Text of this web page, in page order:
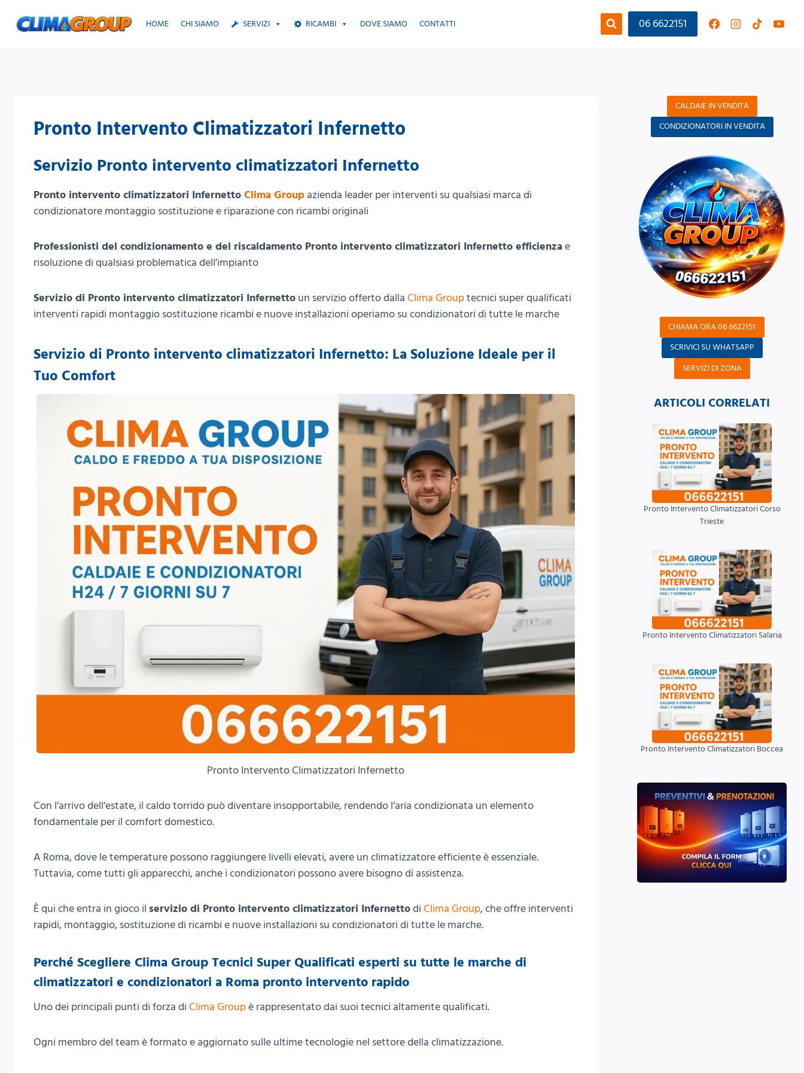
HOME CHI SIAMO SERVIZI RICAMBI DOVE SIAMO CONTATTI 06 6622151
Pronto Intervento Climatizzatori Infernetto
Servizio Pronto intervento climatizzatori Infernetto
Pronto intervento climatizzatori Infernetto Clima Group azienda leader per interventi su qualsiasi marca di
condizionatore montaggio sostituzione e riparazione con ricambi originali
Professionisti del condizionamento e del riscaldamento Pronto intervento climatizzatori Infernetto efficienzae
risoluzione di qualsiasi problematica dell’impianto
Servizio di Pronto intervento climatizzatori Infernetto un servizio offerto dalla Clima Grouptecnici super qualificati
interventi rapidi montaggio sostituzione ricambi e nuove installazioni operiamo su condizionatori di tutte le marche
Servizio di Pronto intervento climatizzatori Infernetto: La Soluzione Ideale per il
Tuo Comfort
Pronto Intervento Climatizzatori Infernetto
Con l’arrivo dell’estate, il caldo torrido può diventare insopportabile, rendendo l’aria condizionata un elemento
fondamentale per il comfort domestico.
A Roma, dove le temperature possono raggiungere livelli elevati, avere un climatizzatore efficiente è essenziale.
Tuttavia, come tutti gli apparecchi, anche i condizionatori possono avere bisogno di assistenza.
È qui che entra in gioco il servizio di Pronto intervento climatizzatori Infernettodi Clima Group, che offre interventi
rapidi, montaggio, sostituzione di ricambi e nuove installazioni su condizionatori di tutte le marche.
Perché Scegliere Clima Group Tecnici Super Qualificati esperti su tutte le marche di
climatizzatori e condizionatori a Roma pronto intervento rapido
Uno dei principali punti di forza di Clima Groupè rappresentato dai suoi tecnici altamente qualificati.
Ogni membro del team è formato e aggiornato sulle ultime tecnologie nel settore della climatizzazione.
CALDAIE IN VENDITA
CONDIZIONATORI IN VENDITA
CHIAMA ORA 06 6622151
SCRIVICI SU WHATSAPP
SERVIZI DI ZONA
ARTICOLI CORRELATI
Pronto Intervento Climatizzatori Corso
Trieste
Pronto Intervento Climatizzatori Salaria
Pronto Intervento Climatizzatori Boccea